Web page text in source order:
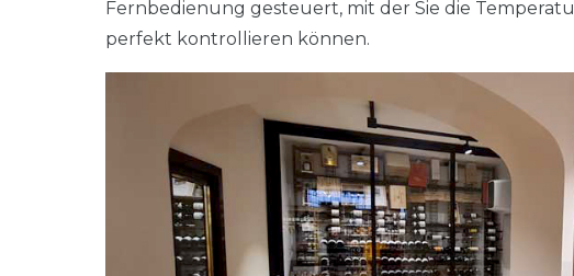
Fernbedienung gesteuert, mit der Sie die
perfekt kontrollieren können.